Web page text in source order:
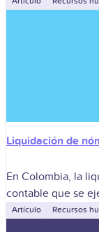
Liquidación de
En Colombia, la
contable que se
de los engranajes
Artículo Recursos